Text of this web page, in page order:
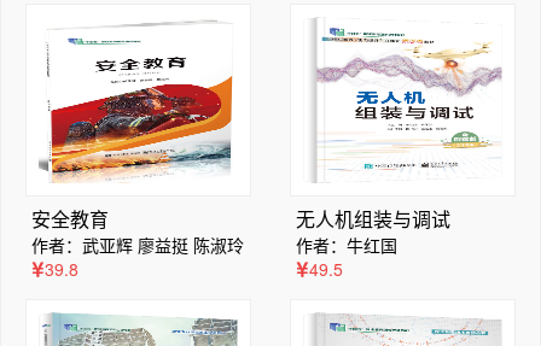
安全教育
作者：武亚辉 廖益挺 陈淑玲
39.8
无人机组装与调试
作者：牛红国
49.5